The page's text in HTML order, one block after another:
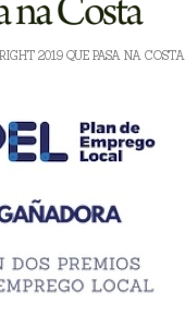
2019 QUE PASA NA COSTA